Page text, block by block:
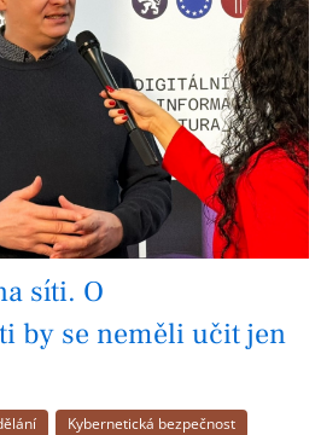
síti. O
by se neměli učit jen
Kybernetická bezpečnost